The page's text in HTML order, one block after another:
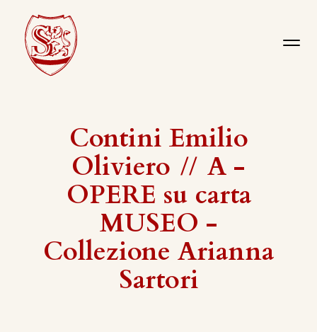
Contini Emilio
Oliviero // A -
OPERE su carta
MUSEO -
Collezione Arianna
Sartori